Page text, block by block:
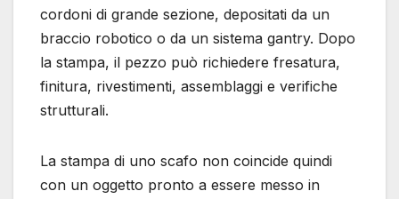
cordoni di grande sezione, depositati da un
braccio robotico o da un sistema gantry. Dopo
la stampa, il pezzo può richiedere fresatura,
finitura, rivestimenti, assemblaggi e verifiche
strutturali.
La stampa di uno scafo non coincide quindi
con un oggetto pronto a essere messo in